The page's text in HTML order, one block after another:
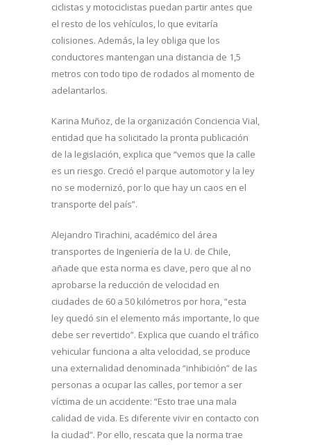
ciclistas y motociclistas puedan partir antes que
el resto de los vehículos, lo que evitaría
colisiones. Además, la ley obliga que los
conductores mantengan una distancia de 1,5
metros con todo tipo de rodados al momento de
adelantarlos.
Karina Muñoz, de la organización Conciencia Vial,
entidad que ha solicitado la pronta publicación
de la legislación, explica que “vemos que la calle
es un riesgo. Creció el parque automotor y la ley
no se modernizó, por lo que hay un caos en el
transporte del país”.
Alejandro Tirachini, académico del área
transportes de Ingeniería de la U. de Chile,
añade que esta norma es clave, pero que al no
aprobarse la reducción de velocidad en
ciudades de 60 a 50 kilómetros por hora, “esta
ley quedó sin el elemento más importante, lo que
debe ser revertido”. Explica que cuando el tráfico
vehicular funciona a alta velocidad, se produce
una externalidad denominada “inhibición” de las
personas a ocupar las calles, por temor a ser
víctima de un accidente: “Esto trae una mala
calidad de vida. Es diferente vivir en contacto con
la ciudad”. Por ello, rescata que la norma trae